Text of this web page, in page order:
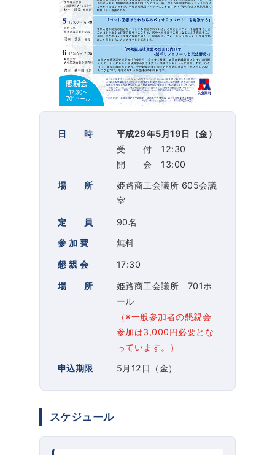
日 時
平成29年5月19日（金）
受 付 12:30
開 会 13:00
場 所
姫路商工会議所 605会議
室
定 員 90名
参 加 費 無料
懇 親 会 17:30
場 所
姫路商工会議所 701ホ
ール
（※一般参加者の懇親会
参加は3,000円必要とな
っています。）
申込期限 5月12日（金）
スケジュール